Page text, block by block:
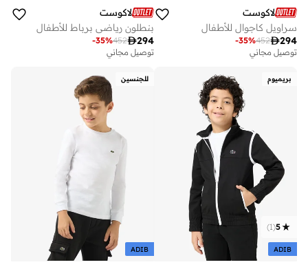
لاكوست
سراويل كاجوال للأطفال
294
452
-35%
توصيل مجاني
لاكوست
بنطلون رياضي برباط للأطفال
294
452
-35%
توصيل مجاني
بريميوم
5
(
1
)
ADIB
للجنسين
ADIB